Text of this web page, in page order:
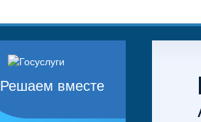
Решаем вместе